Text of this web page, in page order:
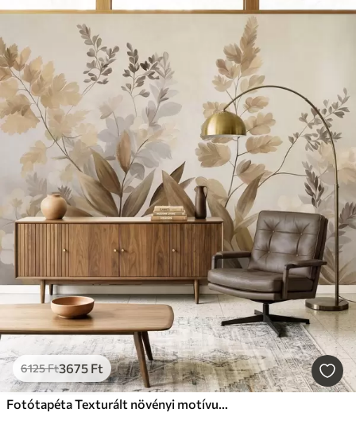
6125Ft3675 Ft